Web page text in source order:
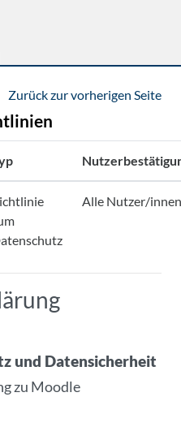
Zurück zur vorherigen Seite
Alle Nutzer/innen
und Datensicherheit
zu Moodle